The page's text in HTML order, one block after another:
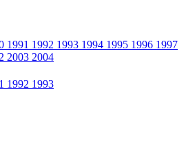
1991 1992 1993 1994 1995 1996 1997
2003 2004
1992 1993